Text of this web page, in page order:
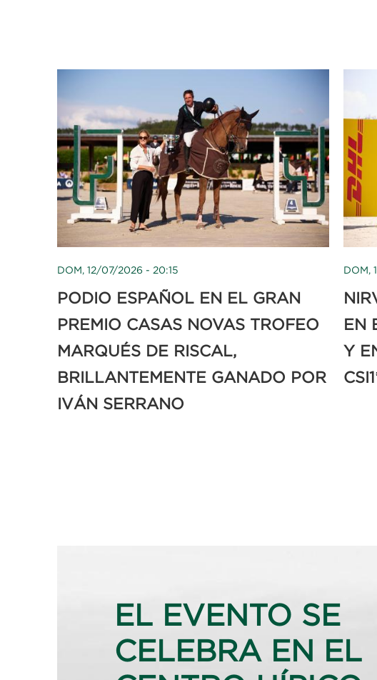
DOM, 12/07/2026 - 20:15
PODIO ESPAÑOL EN EL GRAN
PREMIO CASAS NOVAS TROFEO
MARQUÉS DE RISCAL,
BRILLANTEMENTE GANADO POR
IVÁN SERRANO
DOM,
EN
Y
EL EVENTO SE
CELEBRA EN EL